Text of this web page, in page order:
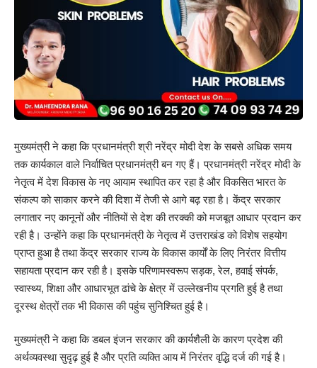
मुख्यमंत्री ने कहा कि प्रधानमंत्री श्री नरेंद्र मोदी देश के सबसे अधिक समय
तक कार्यकाल वाले निर्वाचित प्रधानमंत्री बन गए हैं। प्रधानमंत्री नरेंद्र मोदी के
नेतृत्व में देश विकास के नए आयाम स्थापित कर रहा है और विकसित भारत के
संकल्प को साकार करने की दिशा में तेजी से आगे बढ़ रहा है। केंद्र सरकार
लगातार नए कानूनों और नीतियों से देश की तरक्की को मजबूत आधार प्रदान कर
रही है। उन्होंने कहा कि प्रधानमंत्री के नेतृत्व में उत्तराखंड को विशेष सहयोग
प्राप्त हुआ है तथा केंद्र सरकार राज्य के विकास कार्यों के लिए निरंतर वित्तीय
सहायता प्रदान कर रही है। इसके परिणामस्वरूप सड़क, रेल, हवाई संपर्क,
स्वास्थ्य, शिक्षा और आधारभूत ढांचे के क्षेत्र में उल्लेखनीय प्रगति हुई है तथा
दूरस्थ क्षेत्रों तक भी विकास की पहुंच सुनिश्चित हुई है।
मुख्यमंत्री ने कहा कि डबल इंजन सरकार की कार्यशैली के कारण प्रदेश की
अर्थव्यवस्था सुदृढ़ हुई है और प्रति व्यक्ति आय में निरंतर वृद्धि दर्ज की गई है।